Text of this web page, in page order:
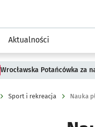
Aktualności
Wrocławska Potańcówka za
Sport i rekreacja Nauka